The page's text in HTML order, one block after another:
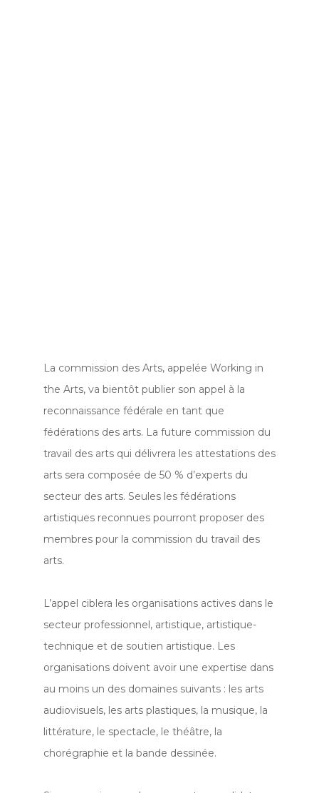
La commission des Arts, appelée Working in
the Arts, va bientôt publier son appel à la
reconnaissance fédérale en tant que
fédérations des arts. La future commission du
travail des arts qui délivrera les attestations des
arts sera composée de 50 % d’experts du
secteur des arts. Seules les fédérations
artistiques reconnues pourront proposer des
membres pour la commission du travail des
arts.
L’appel ciblera les organisations actives dans le
secteur professionnel, artistique, artistique-
technique et de soutien artistique. Les
organisations doivent avoir une expertise dans
au moins un des domaines suivants : les arts
audiovisuels, les arts plastiques, la musique, la
littérature, le spectacle, le théâtre, la
chorégraphie et la bande dessinée.